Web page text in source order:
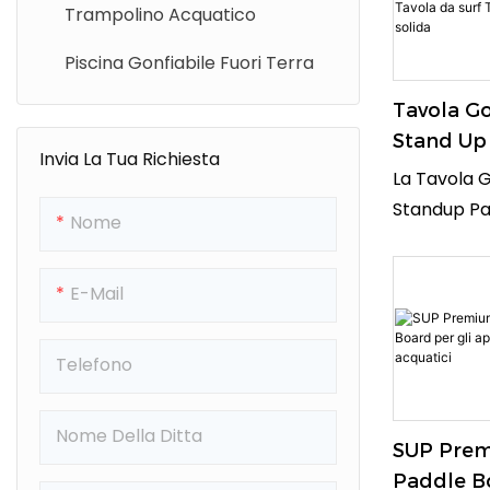
Trampolino Acquatico
Piscina Gonfiabile Fuori Terra
Invia La Tua Richiesta
Nome
E-Mail
Telefono
Nome Della Ditta
Design
Questa
Paddle È
Qualsiasi
Inizia A
Tavola
Stand
Sup Surf
Tavola
La Tavola
Standup
Acquatica.
Questa
Stabile
Tue
SUP
Paddle